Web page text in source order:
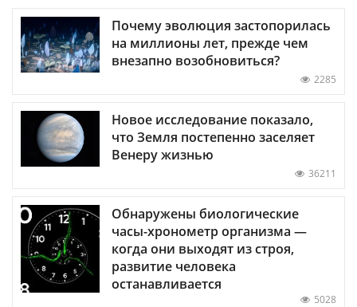
Почему эволюция застопорилась
на миллионы лет, прежде чем
внезапно возобновиться?
2285
Новое исследование показало,
что Земля постепенно заселяет
Венеру жизнью
36211
Обнаружены биологические
часы-хронометр организма —
когда они выходят из строя,
развитие человека
останавливается
5028